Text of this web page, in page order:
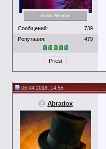
Senior Member
Сообщений:
739
Репутация:
479
Priest
06.04.2018, 14:55
Abradox